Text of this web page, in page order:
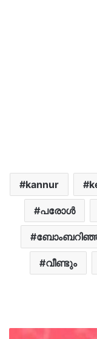
kannur
പരോള്‍
വീണ്ടും